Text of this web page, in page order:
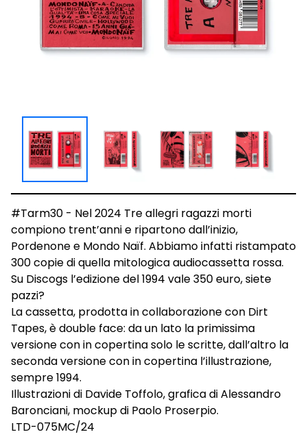
#Tarm30 - Nel 2024 Tre allegri ragazzi morti
compiono trent’anni e ripartono dall’inizio,
Pordenone e Mondo Naïf. Abbiamo infatti ristampato
300 copie di quella mitologica audiocassetta rossa.
Su Discogs l’edizione del 1994 vale 350 euro, siete
pazzi?
La cassetta, prodotta in collaborazione con Dirt
Tapes, è double face: da un lato la primissima
versione con in copertina solo le scritte, dall’altro la
seconda versione con in copertina l’illustrazione,
sempre 1994.
Illustrazioni di Davide Toffolo, grafica di Alessandro
Baronciani, mockup di Paolo Proserpio.
LTD-075MC/24